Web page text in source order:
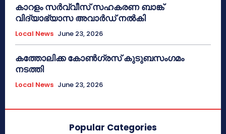
കാറളം സർവ്വീസ് സഹകരണ ബാങ്ക്
വിദ്യാഭ്യാസ അവാർഡ് നൽകി
Local News June 23, 2026
കത്തോലിക്ക കോൺഗ്രസ് കുടുബസംഗമം
നടത്തി
Local News June 23, 2026
Popular Categories